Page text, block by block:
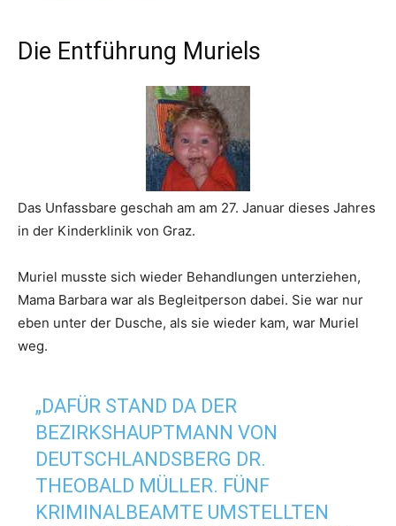
Die Entführung Muriels
Das Unfassbare geschah am am 27. Januar dieses Jahres
in der Kinderklinik von Graz.
Muriel musste sich wieder Behandlungen unterziehen,
Mama Barbara war als Begleitperson dabei. Sie war nur
eben unter der Dusche, als sie wieder kam, war Muriel
weg.
„DAFÜR STAND DA DER
BEZIRKSHAUPTMANN VON
DEUTSCHLANDSBERG DR.
THEOBALD MÜLLER. FÜNF
KRIMINALBEAMTE UMSTELLTEN